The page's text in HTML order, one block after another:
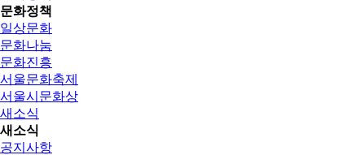
문화정책
일상문화
문화나눔
문화진흥
서울문화축제
서울시문화상
새소식
새소식
공지사항